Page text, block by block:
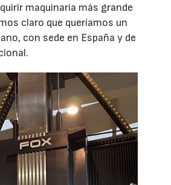
maquinaria más grande
claro que queríamos un
con sede en España y de